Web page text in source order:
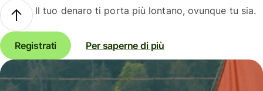
Il tuo denaro ti porta più lontano, ovunque tu sia.
Registrati Per saperne di più